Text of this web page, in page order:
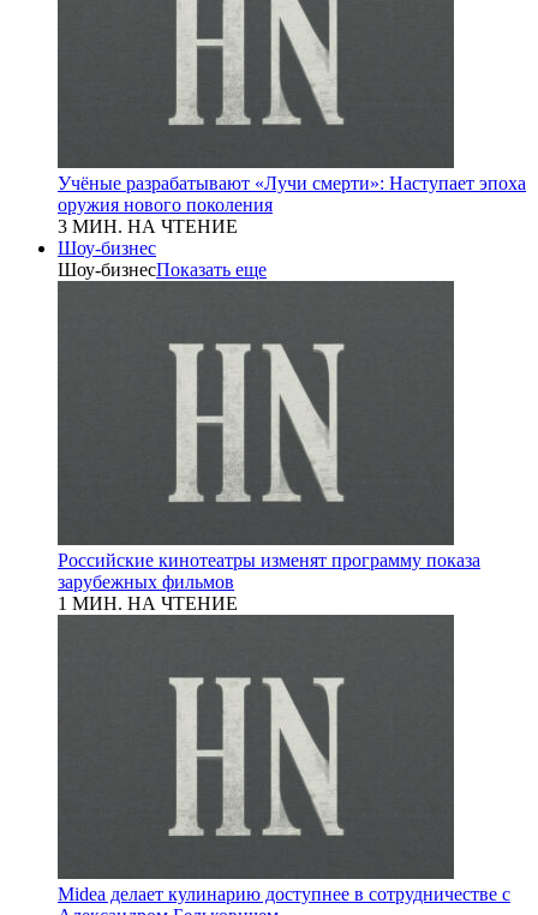
Учёные разрабатывают «Лучи смерти»: Наступает эпоха
оружия нового поколения
3 МИН. НА ЧТЕНИЕ
Шоу-бизнес
Шоу-бизнесПоказать еще
Российские кинотеатры изменят программу показа
зарубежных фильмов
1 МИН. НА ЧТЕНИЕ
Midea делает кулинарию доступнее в сотрудничестве с